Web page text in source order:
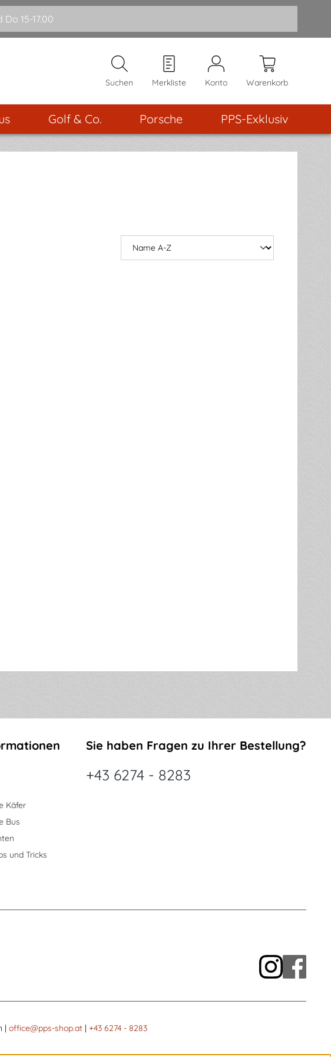
Do 15-17.00
Suchen Merkliste Konto Warenkorb
Golf & Co. Porsche PPS-Exklusiv
Käfer
Bus
und Tricks
Sie haben Fragen zu Ihrer Bestellung?
+43 6274 - 8283
| office@pps-shop.at | +43 6274 - 8283